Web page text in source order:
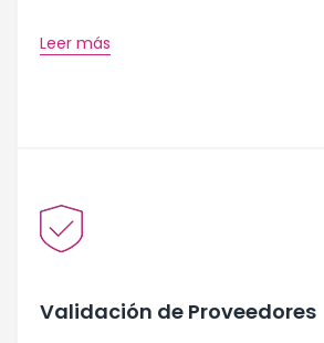
Leer más
Validación de Proveedores